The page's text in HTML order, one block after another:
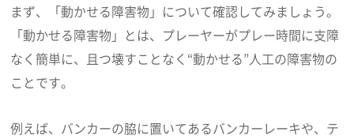
まず、「動かせる障害物」について確認してみましょう。
「動かせる障害物」とは、プレーヤーがプレー時間に支障
なく簡単に、且つ壊すことなく“動かせる”人工の障害物の
ことです。
例えば、バンカーの脇に置いてあるバンカーレーキや、テ